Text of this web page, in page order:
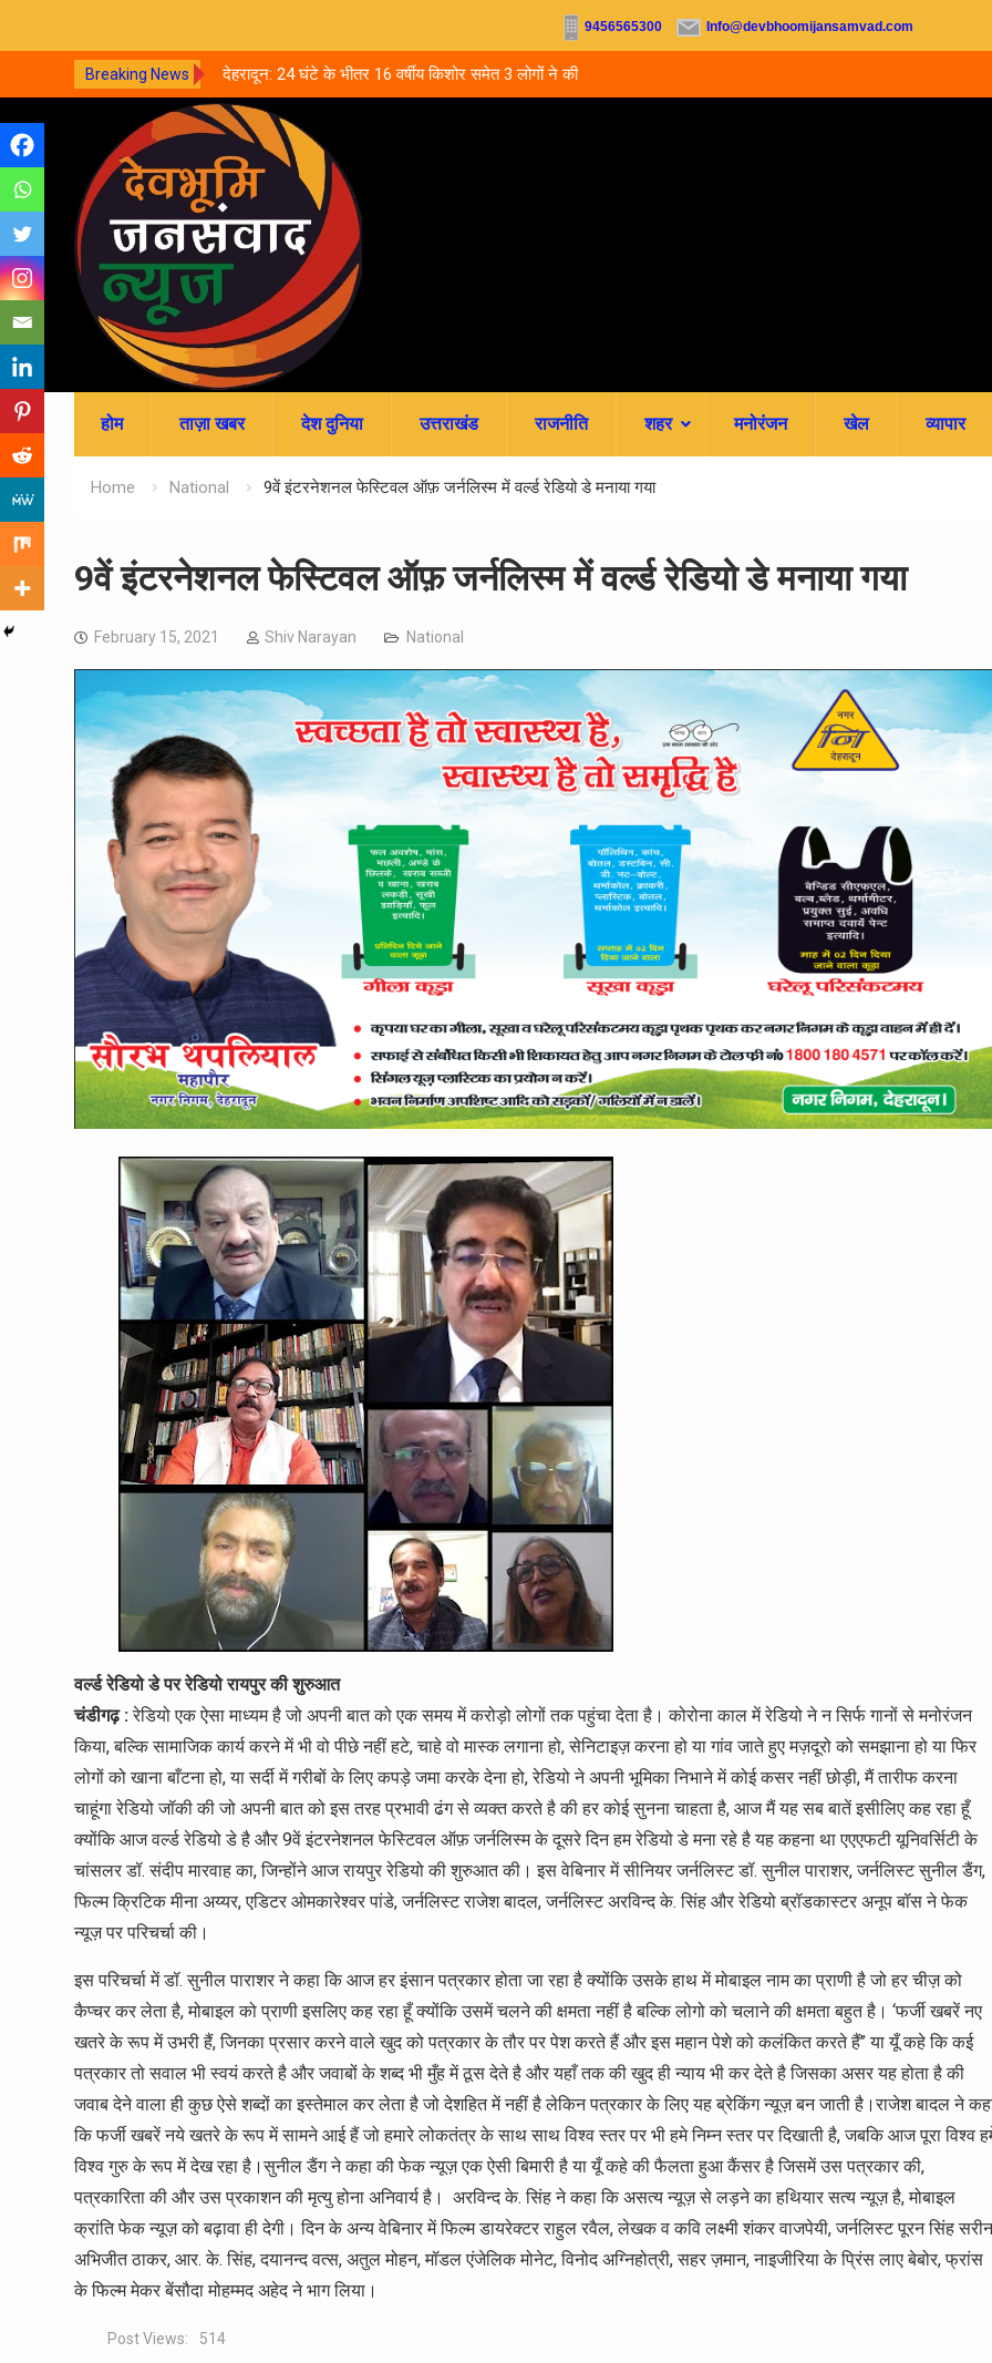
9456565300 Info@devbhoomijansamvad.com
Breaking News
केदार मंदिर, नवरात्र की पहली
खोज
देहरादून: 24 घंटे के भीतर 16 वर्षीय किशोर समेत 3 लोगों ने की
आत्महत्या, पुलिस जांच में जुटी
स्थायीकरण, 3500 शिक्षकों की पदोन्नति अटकी
to
content
होम ताज़ा खबर देश दुनिया उत्तराखंड राजनीति शहर मनोरंजन खेल व्यापार
Home National 9वें इंटरनेशनल फेस्टिवल ऑफ़ जर्नलिस्म में वर्ल्ड रेडियो डे मनाया गया
9वें इंटरनेशनल फेस्टिवल ऑफ़ जर्नलिस्म में वर्ल्ड रेडियो डे मनाया गया
February 15, 2021 Shiv Narayan National
वर्ल्ड रेडियो डे पर रेडियो रायपुर की शुरुआत
चंडीगढ़ :रेडियो एक ऐसा माध्यम है जो अपनी बात को एक समय में करोड़ो लोगों तक पहुंचा देता है। कोरोना काल में रेडियो ने न सिर्फ गानों से मनोरंजन
किया, बल्कि सामाजिक कार्य करने में भी वो पीछे नहीं हटे, चाहे वो मास्क लगाना हो, सेनिटाइज़ करना हो या गांव जाते हुए मज़दूरो को समझाना हो या फिर
लोगों को खाना बाँटना हो, या सर्दी में गरीबों के लिए कपड़े जमा करके देना हो, रेडियो ने अपनी भूमिका निभाने में कोई कसर नहीं छोड़ी, मैं तारीफ करना
चाहूंगा रेडियो जॉकी की जो अपनी बात को इस तरह प्रभावी ढंग से व्यक्त करते है की हर कोई सुनना चाहता है, आज मैं यह सब बातें इसीलिए कह रहा हूँ
क्योंकि आज वर्ल्ड रेडियो डे है और 9वें इंटरनेशनल फेस्टिवल ऑफ़ जर्नलिस्म के दूसरे दिन हम रेडियो डे मना रहे है यह कहना था एएएफटी यूनिवर्सिटी के
चांसलर डॉ. संदीप मारवाह का, जिन्होंने आज रायपुर रेडियो की शुरुआत की। इस वेबिनार में सीनियर जर्नलिस्ट डॉ. सुनील पाराशर, जर्नलिस्ट सुनील डैंग,
फिल्म क्रिटिक मीना अय्यर, एडिटर ओमकारेश्वर पांडे, जर्नलिस्ट राजेश बादल, जर्नलिस्ट अरविन्द के. सिंह और रेडियो ब्रॉडकास्टर अनूप बॉस ने फेक
न्यूज़ पर परिचर्चा की।
इस परिचर्चा में डॉ. सुनील पाराशर ने कहा कि आज हर इंसान पत्रकार होता जा रहा है क्योंकि उसके हाथ में मोबाइल नाम का प्राणी है जो हर चीज़ को
कैप्चर कर लेता है, मोबाइल को प्राणी इसलिए कह रहा हूँ क्योंकि उसमें चलने की क्षमता नहीं है बल्कि लोगो को चलाने की क्षमता बहुत है। ‘फर्जी खबरें नए
खतरे के रूप में उभरी हैं, जिनका प्रसार करने वाले खुद को पत्रकार के तौर पर पेश करते हैं और इस महान पेशे को कलंकित करते हैं’’ या यूँ कहे कि कई
पत्रकार तो सवाल भी स्वयं करते है और जवाबों के शब्द भी मुँह में ठूस देते है और यहाँ तक की खुद ही न्याय भी कर देते है जिसका असर यह होता है की
जवाब देने वाला ही कुछ ऐसे शब्दों का इस्तेमाल कर लेता है जो देशहित में नहीं है लेकिन पत्रकार के लिए यह ब्रेकिंग न्यूज़ बन जाती है।राजेश बादल ने
कि फर्जी खबरें नये खतरे के रूप में सामने आई हैं जो हमारे लोकतंत्र के साथ साथ विश्व स्तर पर भी हमे निम्न स्तर पर दिखाती है, जबकि आज पूरा विश्व
विश्व गुरु के रूप में देख रहा है।सुनील डैंग ने कहा की फेक न्यूज़ एक ऐसी बिमारी है या यूँ कहे की फैलता हुआ कैंसर है जिसमें उस पत्रकार की,
पत्रकारिता की और उस प्रकाशन की मृत्यु होना अनिवार्य है। अरविन्द के. सिंह ने कहा कि असत्य न्यूज़ से लड़ने का हथियार सत्य न्यूज़ है, मोबाइल
क्रांति फेक न्यूज़ को बढ़ावा ही देगी। दिन के अन्य वेबिनार में फिल्म डायरेक्टर राहुल रवैल, लेखक व कवि लक्ष्मी शंकर वाजपेयी, जर्नलिस्ट पूरन सिंह
अभिजीत ठाकर, आर. के. सिंह, दयानन्द वत्स, अतुल मोहन, मॉडल एंजेलिक मोनेट, विनोद अग्निहोत्री, सहर ज़मान, नाइजीरिया के प्रिंस लाए बेबोर, फ्रांस
के फिल्म मेकर बेंसौदा मोहम्मद अहेद ने भाग लिया।
Post Views: 514